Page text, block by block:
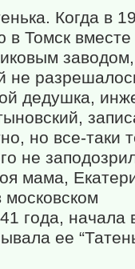
Когда в
в Томск
заводом,
не
дедушка,
но все-таки
не
мама,
года, начала
ее